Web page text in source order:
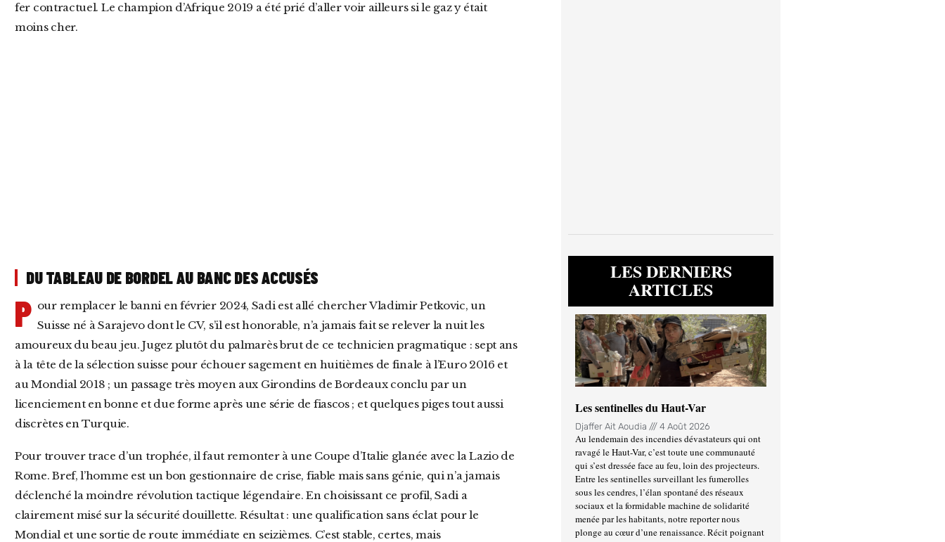
fer contractuel. Le champion d’Afrique 2019 a été prié d’aller voir ailleurs si le gaz y était
moins cher.
DU TABLEAU DE BORDEL AU BANC DES ACCUSÉS
P our remplacer le banni en février 2024, Sadi est allé chercher Vladimir Petkovic, un
Suisse né à Sarajevo dont le CV, s’il est honorable, n’a jamais fait se relever la nuit les
amoureux du beau jeu. Jugez plutôt du palmarès brut de ce technicien pragmatique : sept ans
à la tête de la sélection suisse pour échouer sagement en huitièmes de finale à l’Euro 2016 et
au Mondial 2018 ; un passage très moyen aux Girondins de Bordeaux conclu par un
licenciement en bonne et due forme après une série de fiascos ; et quelques piges tout aussi
discrètes en Turquie.
Pour trouver trace d’un trophée, il faut remonter à une Coupe d’Italie glanée avec la Lazio de
Rome. Bref, l’homme est un bon gestionnaire de crise, fiable mais sans génie, qui n’a jamais
déclenché la moindre révolution tactique légendaire. En choisissant ce profil, Sadi a
clairement misé sur la sécurité douillette. Résultat : une qualification sans éclat pour le
Mondial et une sortie de route immédiate en seizièmes. C’est stable, certes, mais
LES DERNIERS
ARTICLES
Les sentinelles du Haut-Var
Djaffer Ait Aoudia 4 Août 2026
Au lendemain des incendies dévastateurs qui ont
ravagé le Haut-Var, c’est toute une communauté
qui s’est dressée face au feu, loin des projecteurs.
Entre les sentinelles surveillant les fumerolles
sous les cendres, l’élan spontané des réseaux
sociaux et la formidable machine de solidarité
menée par les habitants, notre reporter nous
plonge au cœur d’une renaissance. Récit poignant